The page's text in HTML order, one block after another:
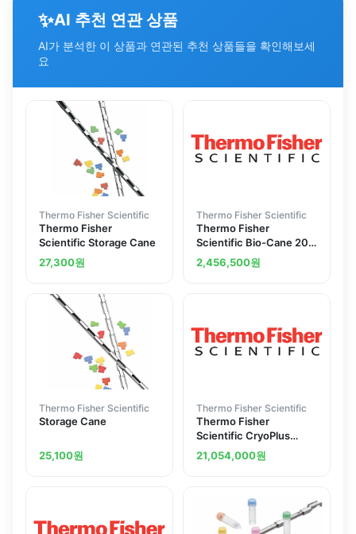
✨AI 추천 연관 상품
AI가 분석한 이 상품과 연관된 추천 상품들을 확인해보세
요
Thermo Fisher Scientific
Thermo Fisher
Scientific Storage Cane
27,300원
Thermo Fisher Scientific
Thermo Fisher
Scientific Bio-Cane 20
Cryogenic Vessel
2,456,500원
Thermo Fisher Scientific
Storage Cane
25,100원
Thermo Fisher Scientific
Thermo Fisher
Scientific CryoPlus
Storage Systems 90L
200 230V
21,054,000원